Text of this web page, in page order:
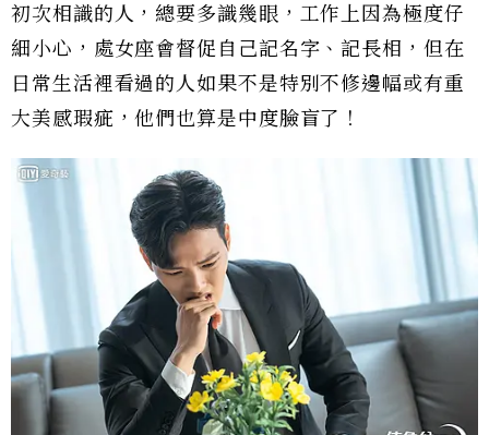
初次相識的人，總要多識幾眼，工作上因為極度仔
細小心，處女座會督促自己記名字、記長相，但在
日常生活裡看過的人如果不是特別不修邊幅或有重
大美感瑕疵，他們也算是中度臉盲了！